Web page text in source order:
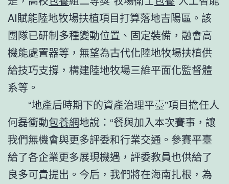
AI賦能陸地牧場扶植項目打算落地吉陽區。該
團隊已研制多種變動位置、固定裝備，融會高
機能處置器等，無望為古代化陸地牧場扶植供
給技巧支撐，構建陸地牧場三維平面化監督體
系等。
“地產后時期下的資產治理平臺”項目擔任人
何磊衝動包養網地說：“餐與加入本次賽事，讓
我們無機會與更多評委和行業交通。參賽平臺
給了各企業更多展現機遇，評委教員也供給了
良多可貴提出。今后，我們將在海南扎根，為